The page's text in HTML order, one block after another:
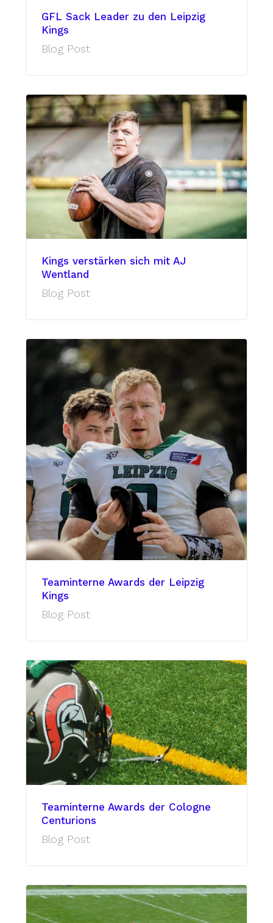
GFL Sack Leader zu den Leipzig
Kings
Blog Post
Kings verstärken sich mit AJ
Wentland
Blog Post
Teaminterne Awards der Leipzig
Kings
Blog Post
Teaminterne Awards der Cologne
Centurions
Blog Post